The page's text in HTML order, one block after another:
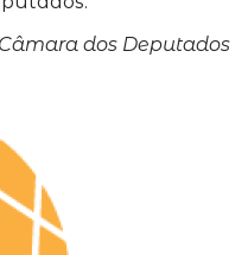
dos Deputados